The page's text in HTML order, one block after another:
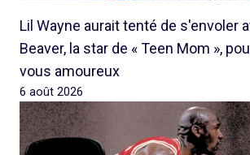
Lil Wayne aurait tenté de s'envoler
Beaver, la star de « Teen Mom »,
vous amoureux
6 août 2026